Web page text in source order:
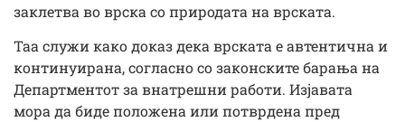
заклетва во врска со природата на врската.
Таа служи како доказ дека врската е автентична и
континуирана, согласно со законските барања на
Департментот за внатрешни работи. Изјавата
мора да биде положена или потврдена пред